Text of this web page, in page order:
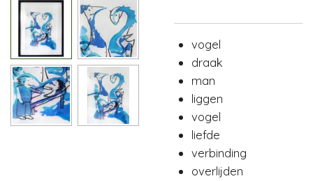
vogel
draak
man
liggen
vogel
liefde
verbinding
overlijden